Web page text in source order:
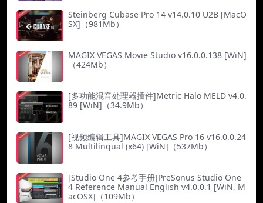
Steinberg Cubase Pro 14 v14.0.10 U2B [MacO
SX]（981Mb）
MAGIX VEGAS Movie Studio v16.0.0.138 [WiN]
（424Mb）
[多功能混音处理器插件]Metric Halo MELD v4.0.
89 [WiN]（34.9Mb）
[视频编辑工具]MAGIX VEGAS Pro 16 v16.0.0.24
8 Multilingual (x64) [WiN]（537Mb）
[Studio One 4参考手册]PreSonus Studio One
4 Reference Manual English v4.0.0.1 [WiN, M
acOSX]（109Mb）